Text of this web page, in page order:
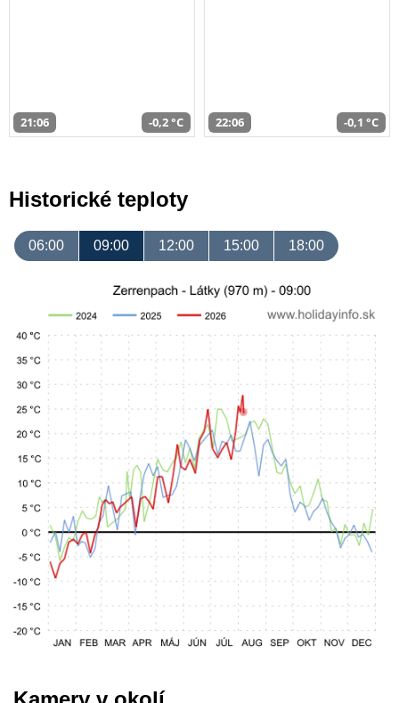
21:06 -0,2 °C 22:06 -0,1 °C
Historické teploty
06:00 09:00 12:00 15:00 18:00